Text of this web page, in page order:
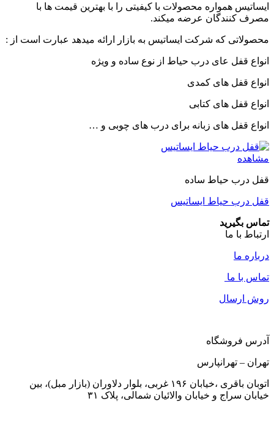
ایساتیس همواره محصولات با کیفیتی را با بهترین قیمت ها با
مصرف کنندگان عرضه میکند.
محصولاتی که شرکت ایساتیس به بازار ارائه میدهد عبارت است از :
انواع قفل عای درب حیاط از نوع ساده و ویژه
انواع قفل های کمدی
انواع قفل های کتابی
انواع قفل های زبانه برای درب های چوبی و …
مشاهده
قفل درب حیاط ساده
قفل درب حیاط ایساتیس
تماس بگیرید
ارتباط با ما
درباره ما
تماس با ما
روش ارسال
آدرس فروشگاه
تهران – تهرانپارس
اتوبان باقری ،خیابان ۱۹۶ غربی، بلوار دلاوران (بازار مبل)، بین
خیابان سراج و خیابان والائیان شمالی، پلاک ۳۱